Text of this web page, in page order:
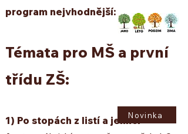
program nejvhodnější:
Témata pro MŠ a první
třídu ZŠ:
1) Po stopách z listí a jehličíNovinka